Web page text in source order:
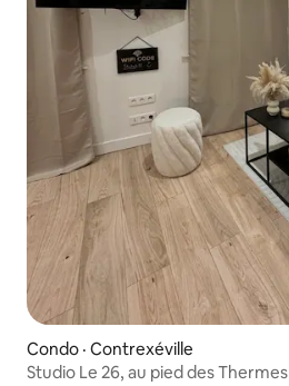
Condo · Contrexéville
Studio Le 26, au pied des Thermes